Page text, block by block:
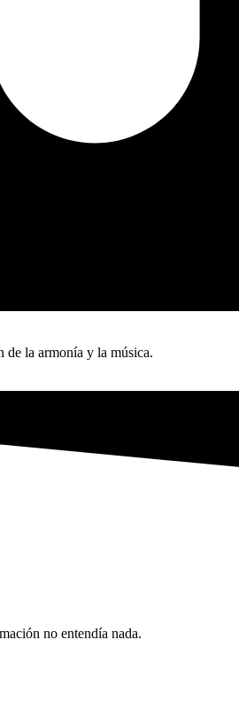
de la armonía y la música.
no entendía nada.